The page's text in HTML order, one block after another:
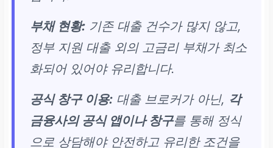
부채 현황: 기존 대출 건수가 많지 않고,
정부 지원 대출 외의 고금리 부채가 최소
화되어 있어야 유리합니다.
공식 창구 이용: 대출 브로커가 아닌, 각
금융사의 공식 앱이나 창구를 통해 정식
으로 상담해야 안전하고 유리한 조건을